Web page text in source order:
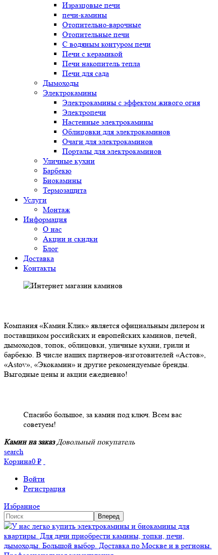
Изразцовые печи
печи-камины
Отопительно-варочные
Отопительные печи
С водяным контуром печи
Печи с керамикой
Печи накопитель тепла
Печи для сада
Дымоходы
Электрокамины
Электрокамины с эффектом живого огня
Электропечи
Настенные электрокамины
Облицовки для электрокаминов
Очаги для электрокаминов
Порталы для электрокаминов
Уличные кухни
Барбекю
Биокамины
Термозащита
Услуги
Монтаж
Информация
О нас
Акции и скидки
Блог
Доставка
Контакты
Компания «Камин.Клик» является официальным дилером и
поставщиком российских и европейских каминов, печей,
дымоходов, топок, облицовки, уличные кухни, грили и
барбекю. В числе наших партнеров-изготовителей «Астов»,
«Astov», «Экокамин» и другие рекомендуемые бренды.
Выгодные цены и акции ежедневно!
Спасибо большое, за камин под ключ. Всем вас
советуем!
Камин на заказ Довольный покупатель
search
Корзина0 ₽
Войти
Регистрация
Избранное